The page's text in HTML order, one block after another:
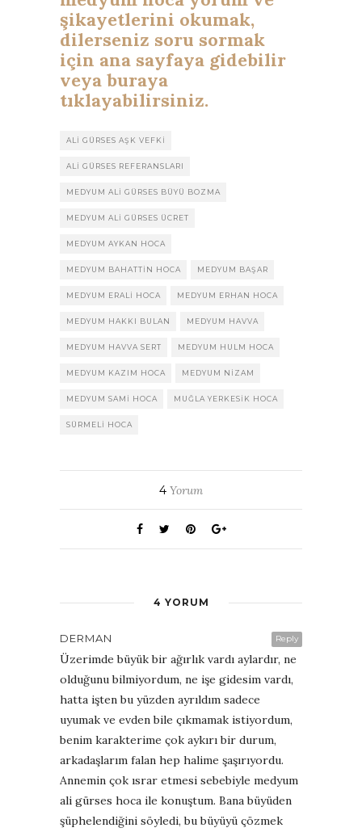
şikayetlerini okumak,
dilerseniz soru sormak
için ana sayfaya gidebilir
veya buraya
tıklayabilirsiniz.
ALI GÜRSES AŞK VEFKI
ALI GÜRSES REFERANSLARI
MEDYUM ALI GÜRSES BÜYÜ BOZMA
MEDYUM ALI GÜRSES ÜCRET
MEDYUM AYKAN HOCA
MEDYUM BAHATTIN HOCA MEDYUM BAŞAR
MEDYUM ERALI HOCA MEDYUM ERHAN HOCA
MEDYUM HAKKI BULAN MEDYUM HAVVA
MEDYUM HAVVA SERT MEDYUM HULM HOCA
MEDYUM KAZIM HOCA MEDYUM NIZAM
MEDYUM SAMI HOCA MUĞLA YERKESIK HOCA
SÜRMELI HOCA
4 Yorum
4 YORUM
Reply
DERMAN
Üzerimde büyük bir ağırlık vardı aylardır, ne
olduğunu bilmiyordum, ne işe gidesim vardı,
hatta işten bu yüzden ayrıldım sadece
uyumak ve evden bile çıkmamak istiyordum,
benim karakterime çok aykırı bir durum,
arkadaşlarım falan hep halime şaşırıyordu.
Annemin çok ısrar etmesi sebebiyle medyum
ali gürses hoca ile konuştum. Bana büyüden
şüphelendiğini söyledi, bu büyüyü çözmek